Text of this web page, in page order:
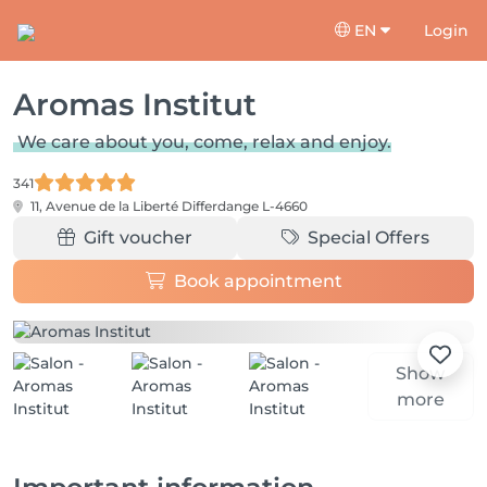
EN Login
Aromas Institut
We care about you, come, relax and enjoy.
341
11, Avenue de la Liberté Differdange L-4660
Gift voucher Special Offers
Book appointment
Show
more